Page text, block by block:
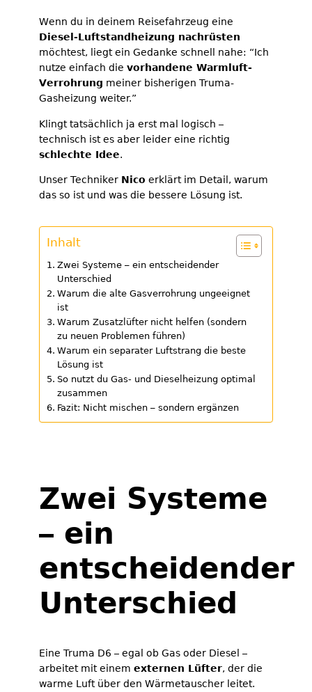
Wenn du in deinem Reisefahrzeug eine
Diesel-Luftstandheizung nachrüsten
möchtest, liegt ein Gedanke schnell nahe: “Ich
nutze einfach die vorhandene Warmluft-
Verrohrung meiner bisherigen Truma-
Gasheizung weiter.”
Klingt tatsächlich ja erst mal logisch –
technisch ist es aber leider eine richtig
schlechte Idee.
Unser Techniker Nico erklärt im Detail, warum
das so ist und was die bessere Lösung ist.
Inhalt
Zwei Systeme – ein entscheidender
Unterschied
Warum die alte Gasverrohrung ungeeignet
ist
Warum Zusatzlüfter nicht helfen (sondern
zu neuen Problemen führen)
Warum ein separater Luftstrang die beste
Lösung ist
So nutzt du Gas- und Dieselheizung optimal
zusammen
Fazit: Nicht mischen – sondern ergänzen
Zwei Systeme
– ein
entscheidender
Unterschied
Eine Truma D6 – egal ob Gas oder Diesel –
arbeitet mit einem externen Lüfter, der die
warme Luft über den Wärmetauscher leitet.